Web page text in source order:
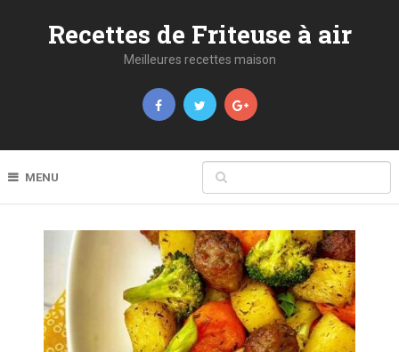
Recettes de Friteuse à air
Meilleures recettes maison
MENU